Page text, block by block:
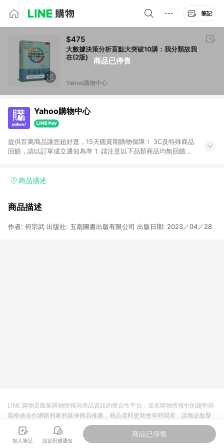
筆記
商品已停售
$475
大數據決策分析盲點大突破10講：我分類故我
在(2版)
Yahoo購物中心
Yahoo購物中心
提供百萬商品讓您超好逛，15天鑑賞期購物保障！ 3C及特殊商品
回饋，請以訂單成立通知為準 1. 請注意以下品類商品均無回饋：
電玩/遊戲/相機/單眼/鏡頭/拍立得 [2024/6/1起適用] -內接硬
的購回饋活動享Yahoo超贈點回饋者 - 購物中心商店之商品：商
3. 訂單回饋金額將扣除運費/購物金/超贈點/福利金/紅利折抵/折
商品描述
商品描述
作者: 何宗武 出版社: 五南圖書出版有限公司 出版日期: 2023／04／28
加入筆記 設定到價通知
商品已停售
LINE 購物是匯集購物情報與商品資訊的整合性平台，並依購物情報中的趨勢與
風格做合作網路商家的延伸商品推薦，商品資料更新會有時間差，請務必點擊
商品至各合作網路商家，確認現售價與購物條件，一切資訊以合作廠商網頁為
準。